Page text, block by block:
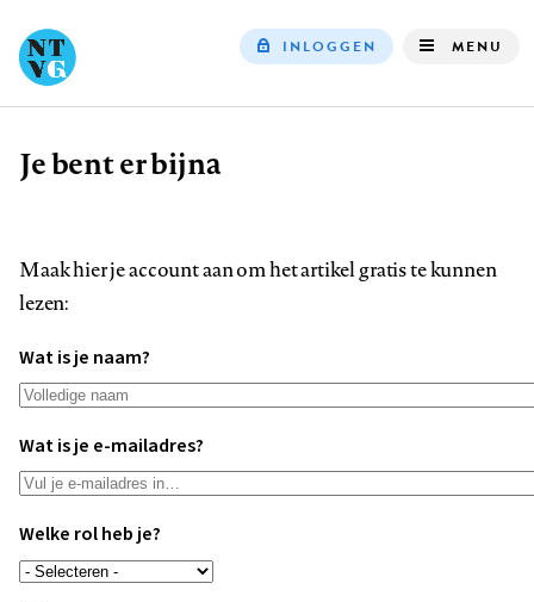
INLOGGEN MENU
Kruimelpad
Je bent er bijna
Maak hier je account aan om het artikel gratis te kunnen
lezen:
Wat is je naam?
Wat is je e-mailadres?
Welke rol heb je?